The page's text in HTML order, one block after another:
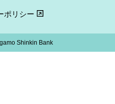
ポリシー
Shinkin Bank